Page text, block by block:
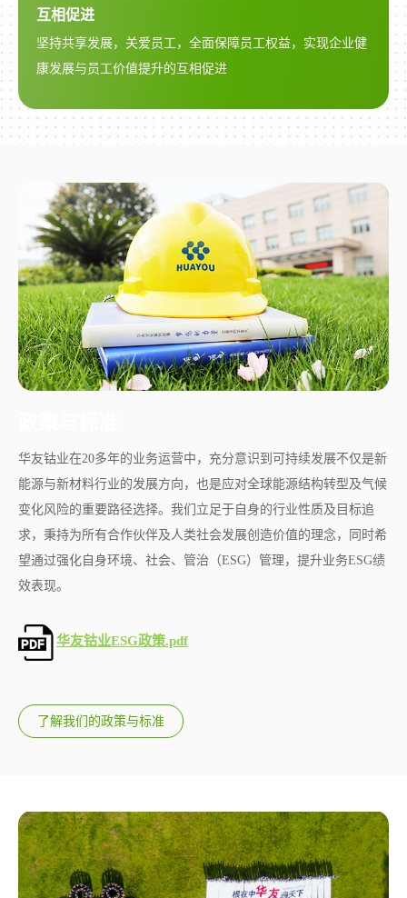
互相促进
坚持共享发展，关爱员工，全面保障员工权益，实现企业健
康发展与员工价值提升的互相促进
华友钴业在20多年的业务运营中，充分意识到可持续发展不仅是新
能源与新材料行业的发展方向，也是应对全球能源结构转型及气候
变化风险的重要路径选择。我们立足于自身的行业性质及目标追
求，秉持为所有合作伙伴及人类社会发展创造价值的理念，同时希
望通过强化自身环境、社会、管治（ESG）管理，提升业务ESG绩
效表现。
华友钴业ESG政策.pdf
了解我们的政策与标准